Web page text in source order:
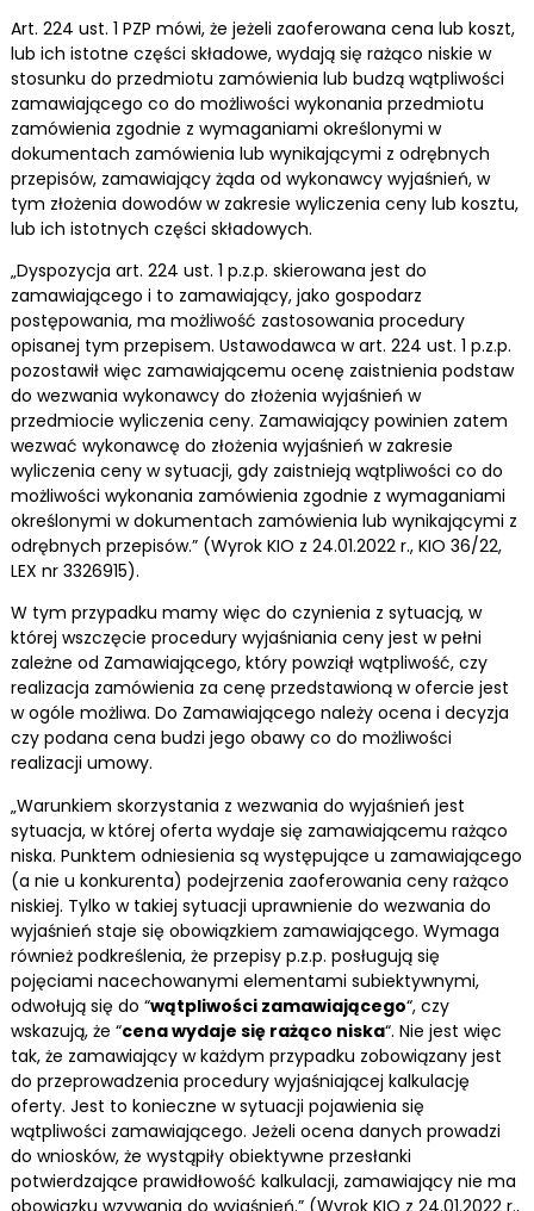
Art. 224 ust. 1 PZP mówi, że jeżeli zaoferowana cena lub koszt,
lub ich istotne części składowe, wydają się rażąco niskie w
stosunku do przedmiotu zamówienia lub budzą wątpliwości
zamawiającego co do możliwości wykonania przedmiotu
zamówienia zgodnie z wymaganiami określonymi w
dokumentach zamówienia lub wynikającymi z odrębnych
przepisów, zamawiający żąda od wykonawcy wyjaśnień, w
tym złożenia dowodów w zakresie wyliczenia ceny lub kosztu,
lub ich istotnych części składowych.
„Dyspozycja art. 224 ust. 1 p.z.p. skierowana jest do
zamawiającego i to zamawiający, jako gospodarz
postępowania, ma możliwość zastosowania procedury
opisanej tym przepisem. Ustawodawca w art. 224 ust. 1 p.z.p.
pozostawił więc zamawiającemu ocenę zaistnienia podstaw
do wezwania wykonawcy do złożenia wyjaśnień w
przedmiocie wyliczenia ceny. Zamawiający powinien zatem
wezwać wykonawcę do złożenia wyjaśnień w zakresie
wyliczenia ceny w sytuacji, gdy zaistnieją wątpliwości co do
możliwości wykonania zamówienia zgodnie z wymaganiami
określonymi w dokumentach zamówienia lub wynikającymi z
odrębnych przepisów.” (Wyrok KIO z 24.01.2022 r., KIO 36/22,
LEX nr 3326915).
W tym przypadku mamy więc do czynienia z sytuacją, w
której wszczęcie procedury wyjaśniania ceny jest w pełni
zależne od Zamawiającego, który powziął wątpliwość, czy
realizacja zamówienia za cenę przedstawioną w ofercie jest
w ogóle możliwa. Do Zamawiającego należy ocena i decyzja
czy podana cena budzi jego obawy co do możliwości
realizacji umowy.
„Warunkiem skorzystania z wezwania do wyjaśnień jest
sytuacja, w której oferta wydaje się zamawiającemu rażąco
niska. Punktem odniesienia są występujące u zamawiającego
(a nie u konkurenta) podejrzenia zaoferowania ceny rażąco
niskiej. Tylko w takiej sytuacji uprawnienie do wezwania do
wyjaśnień staje się obowiązkiem zamawiającego. Wymaga
również podkreślenia, że przepisy p.z.p. posługują się
pojęciami nacechowanymi elementami subiektywnymi,
odwołują się do “wątpliwości zamawiającego“, czy
wskazują, że “cena wydaje się rażąco niska“. Nie jest więc
tak, że zamawiający w każdym przypadku zobowiązany jest
do przeprowadzenia procedury wyjaśniającej kalkulację
oferty. Jest to konieczne w sytuacji pojawienia się
wątpliwości zamawiającego. Jeżeli ocena danych prowadzi
do wniosków, że wystąpiły obiektywne przesłanki
potwierdzające prawidłowość kalkulacji, zamawiający nie ma
obowiązku wzywania do wyjaśnień.” (Wyrok KIO z 24.01.2022 r.,